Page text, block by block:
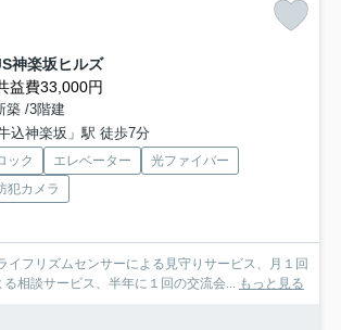
神楽坂ヒルズ
益費33,000円
築 /3階建
込神楽坂」駅 徒歩7分
ック エレベーター
光ファイバー
犯カメラ
イフリズムセンサーによる見守りサービス、月１回
相談サービス、半年に１回の交流会... もっと見る